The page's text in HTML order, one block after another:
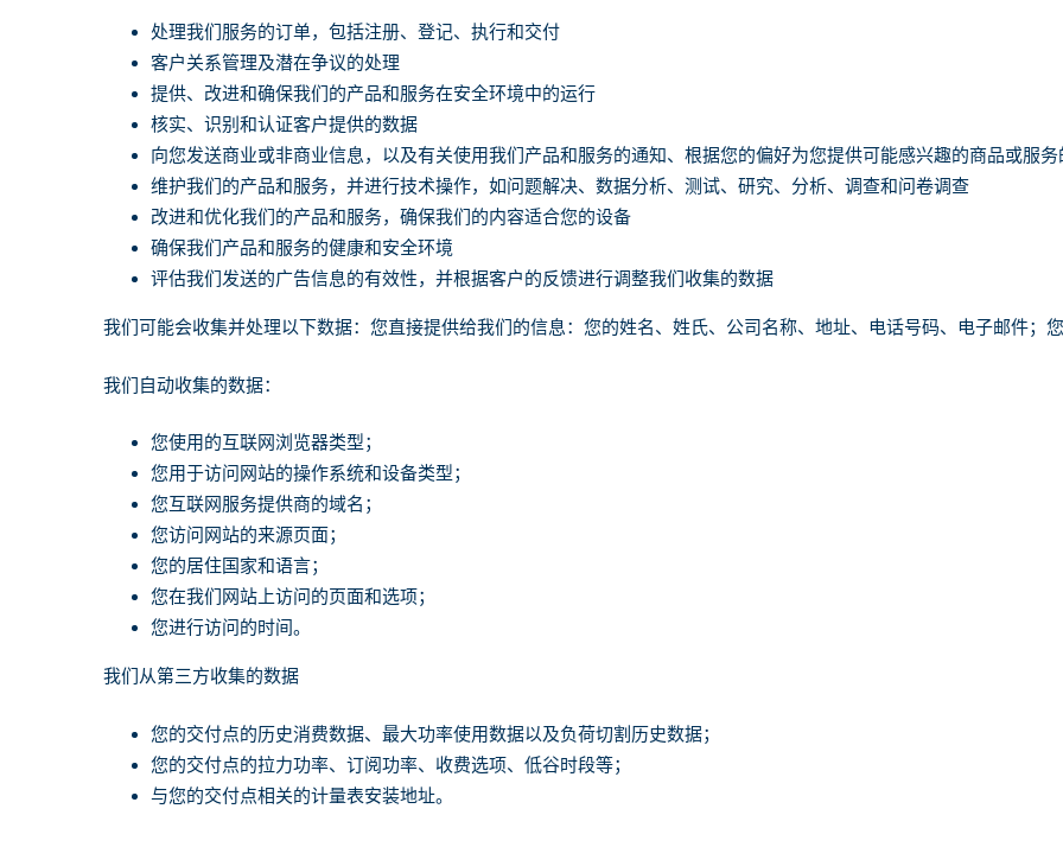
处理我们服务的订单，包括注册、登记、执行和交付
客户关系管理及潜在争议的处理
提供、改进和确保我们的产品和服务在安全环境中的运行
核实、识别和认证客户提供的数据
向您发送商业或非商业信息，以及有关使用我们产品和服务的通知、根据您的偏好为您提供可能感兴趣的商品或服
维护我们的产品和服务，并进行技术操作，如问题解决、数据分析、测试、研究、分析、调查和问卷调查
改进和优化我们的产品和服务，确保我们的内容适合您的设备
确保我们产品和服务的健康和安全环境
评估我们发送的广告信息的有效性，并根据客户的反馈进行调整我们收集的数据
我们可能会收集并处理以下数据： 您直接提供给我们的信息：您的姓名、姓氏、公司名称、地址、电话号码、电子邮件；
我们自动收集的数据：
您使用的互联网浏览器类型；
您用于访问网站的操作系统和设备类型；
您互联网服务提供商的域名；
您访问网站的来源页面；
您的居住国家和语言；
您在我们网站上访问的页面和选项；
您进行访问的时间。
我们从第三方收集的数据
您的交付点的历史消费数据、最大功率使用数据以及负荷切割历史数据；
您的交付点的拉力功率、订阅功率、收费选项、低谷时段等；
与您的交付点相关的计量表安装地址。